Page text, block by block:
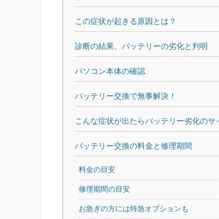
この症状が起きる原因とは？
診断の結果、バッテリーの劣化と判明
パソコン本体の確認
バッテリー交換で無事解決！
こんな症状が出たらバッテリー劣化のサ
バッテリー交換の料金と修理期間
料金の目安
修理期間の目安
お急ぎの方には特急オプションも